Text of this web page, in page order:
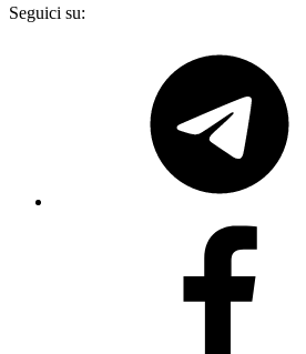
Seguici su: